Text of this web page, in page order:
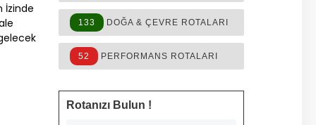
İzinde
133 DOĞA & ÇEVRE ROTALARI
52 PERFORMANS ROTALARI
Rotanızı Bulun !